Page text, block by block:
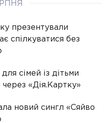
презентували
спілкуватися без
сімей із дітьми
«Дія.Картку»
новий сингл «Сяйво